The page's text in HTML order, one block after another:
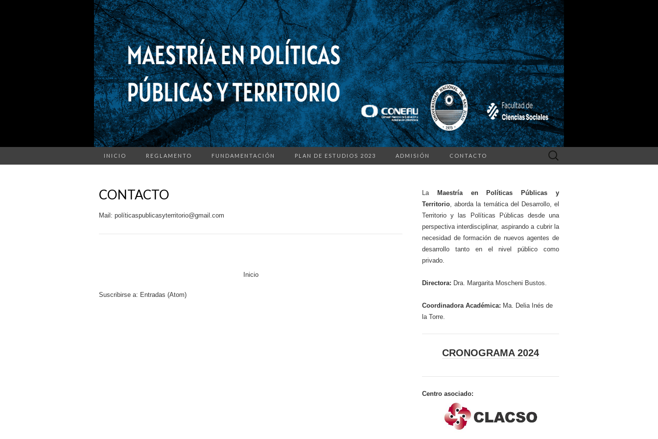
INICIO REGLAMENTO FUNDAMENTACIÓN PLAN DE ESTUDIOS 2023 ADMISIÓN CONTACTO
Search
for:
CONTACTO
Mail: políticaspublicasyterritorio@gmail.com
Inicio
Suscribirse a: Entradas (Atom)
La
Maestría en Políticas Públicas y
Territorio, aborda la temática del Desarrollo, el
Territorio y las Políticas Públicas desde una
perspectiva interdisciplinar, aspirando a cubrir la
necesidad de formación de nuevos agentes de
desarrollo tanto en el nivel público como
privado.
Directora: Dra. Margarita Moscheni Bustos.
Coordinadora Académica: Ma. Delia Inés de
la Torre.
CRONOGRAMA 2024
Centro asociado: